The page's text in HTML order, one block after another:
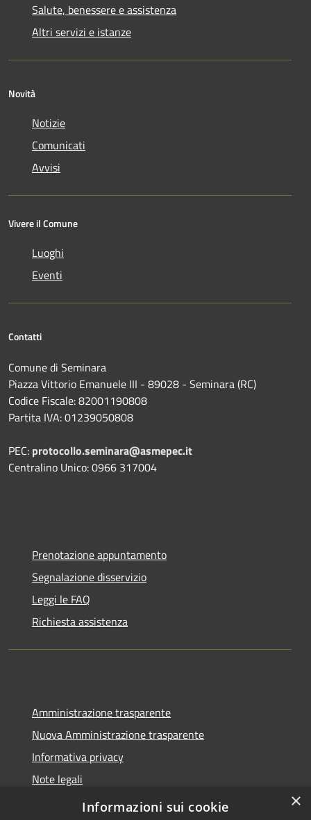
Salute, benessere e assistenza
Altri servizi e istanze
Novità
Notizie
Comunicati
Avvisi
Vivere il Comune
Luoghi
Eventi
Contatti
Comune di Seminara
Piazza Vittorio Emanuele III - 89028 - Seminara (RC)
Codice Fiscale: 82001190808
Partita IVA: 01239050808
PEC: protocollo.seminara@asmepec.it
Centralino Unico: 0966 317004
Prenotazione appuntamento
Segnalazione disservizio
Leggi le FAQ
Richiesta assistenza
Amministrazione trasparente
Nuova Amministrazione trasparente
Informativa privacy
Note legali
Dichiarazione di accessibilità
×
Informazioni sui cookie